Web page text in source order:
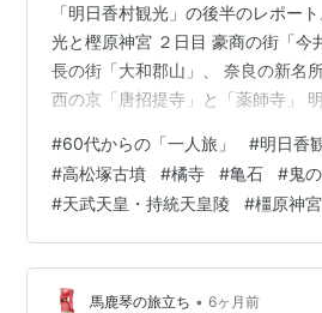
「明日香村観光」の後半のレポー
光と樫原神宮 ２日目 豪商の街「今
長の街「大和郡山」、 奈良の新名
西の京「唐招提寺」と「薬師寺」
台古墳」へ向かいます。 《石舞台
古墳時代後期の古墳で、国が特別
す。特に、墳丘の盛り土がなく、巨
出している点が特徴です。巨石30
量は約2300トン。特に天井石は約
の優れた土木・運…
#60代からの「一人旅」 #明日香
#高松塚古墳 #橘寺 #亀石 #鬼
#天武天皇・持統天皇陵 #橿原神宮
馬鹿琴の旅立ち • 6ヶ月前